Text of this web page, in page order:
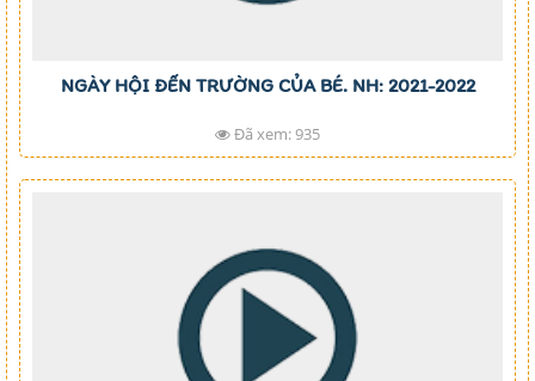
NGÀY HỘI ĐẾN TRƯỜNG CỦA BÉ. NH: 2021-2022
Đã xem: 935